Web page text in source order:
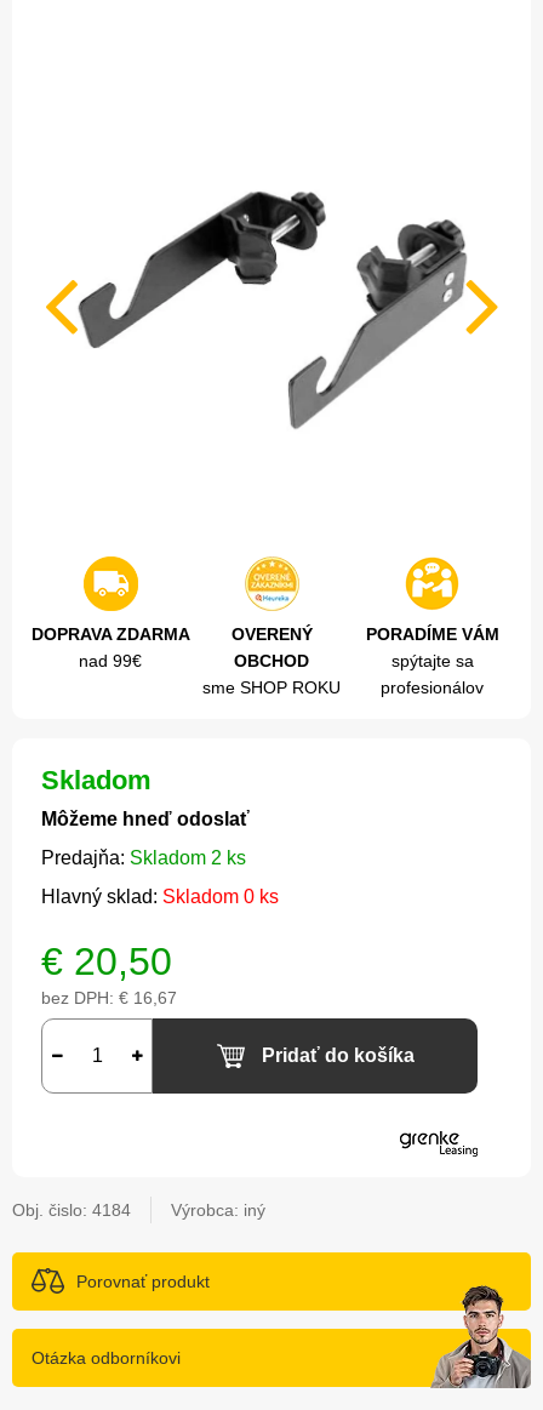
DOPRAVA ZDARMA
nad 99€
OVERENÝ
OBCHOD
sme SHOP ROKU
PORADÍME VÁM
spýtajte sa
profesionálov
Skladom
Môžeme hneď odoslať
Predajňa: Skladom 2 ks
Hlavný sklad: Skladom 0 ks
€ 20,50
bez DPH: € 16,67
Pridať do košíka
Obj. čislo: 4184 Výrobca: iný
Porovnať produkt
Otázka odborníkovi